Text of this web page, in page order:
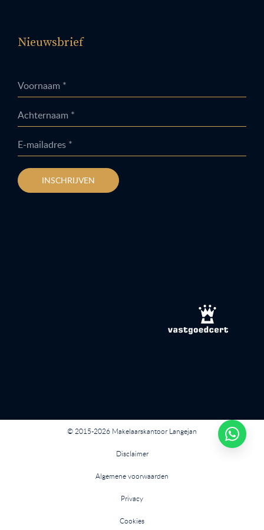
Nieuwsbrief
Voornaam *
Achternaam *
E-mailadres *
INSCHRIJVEN
© 2015-2026 Makelaarskantoor Langejan
Disclaimer
Algemene voorwaarden
Privacy
Cookies